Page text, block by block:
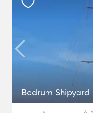
Bodrum Shipyard